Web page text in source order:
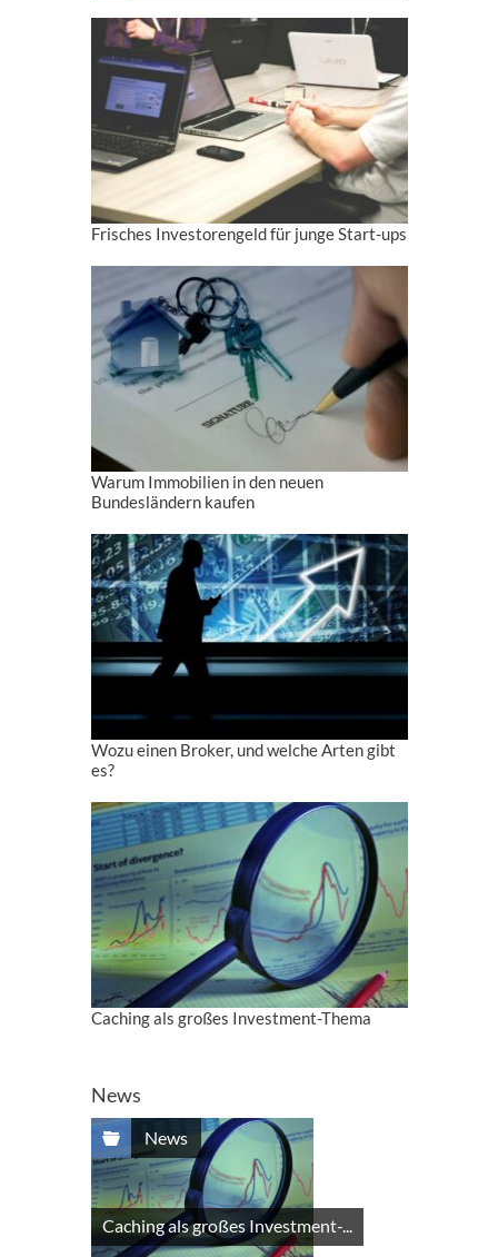
Frisches Investorengeld für junge Start-ups
Warum Immobilien in den neuen
Bundesländern kaufen
Wozu einen Broker, und welche Arten gibt
es?
Caching als großes Investment-Thema
News
News
Caching als großes Investment-...